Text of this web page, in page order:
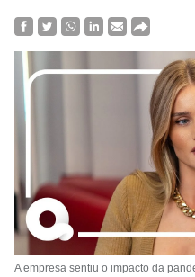
A empresa sentiu o impacto da